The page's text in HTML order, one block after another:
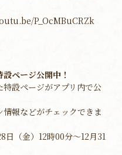
P_OcMBuCRZk
ページ公開中！
特設ページがアプリ内で公
報などがチェックできま
日（金）12時00分～12月31